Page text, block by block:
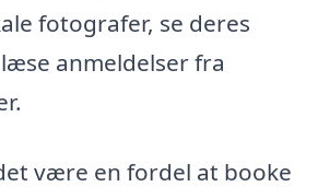
fotografer, se deres
anmeldelser fra
være en fordel at booke